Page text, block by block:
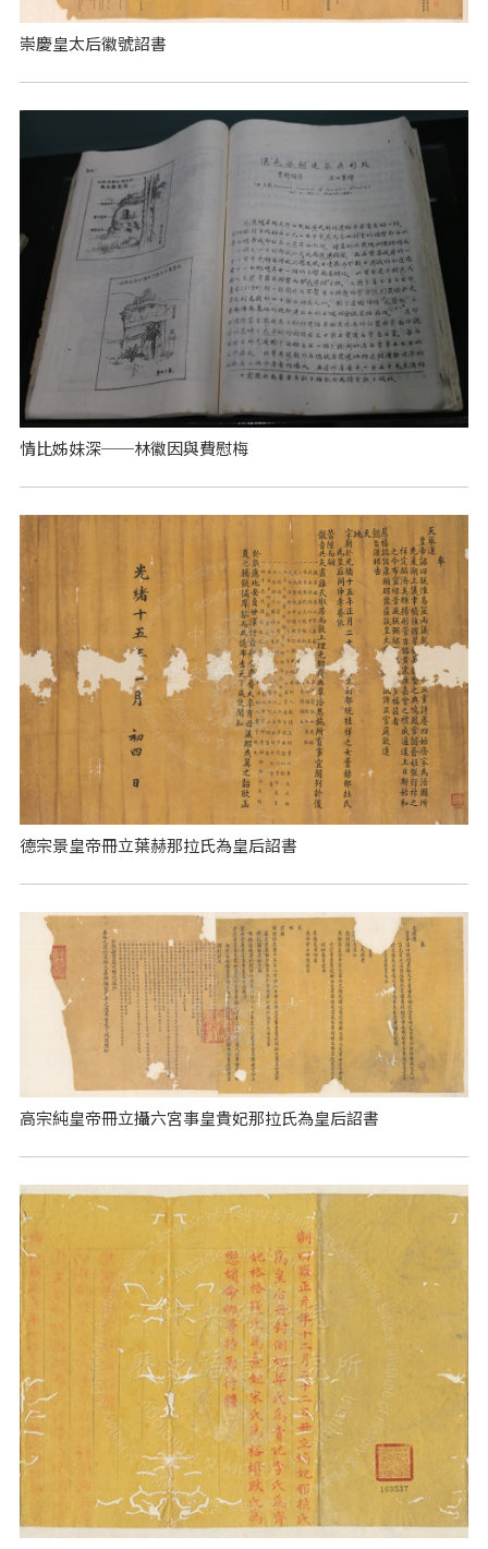
崇慶皇太后徽號詔書
情比姊妹深──林徽因與費慰梅
德宗景皇帝冊立葉赫那拉氏為皇后詔書
高宗純皇帝冊立攝六宮事皇貴妃那拉氏為皇后詔書